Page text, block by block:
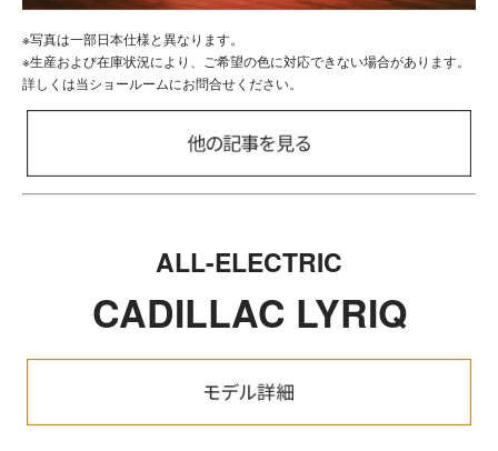
※写真は一部日本仕様と異なります。
※生産および在庫状況により、ご希望の色に対応できない場合があります。
詳しくは当ショールームにお問合せください。
ALL-ELECTRIC
CADILLAC LYRIQ